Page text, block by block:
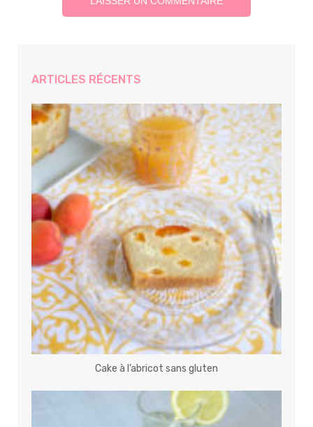
ARTICLES RÉCENTS
Cake à l’abricot sans gluten